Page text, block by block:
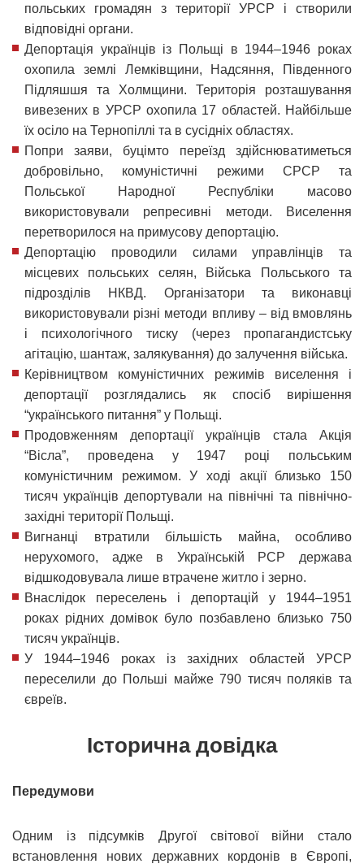
польських громадян з території УРСР і створили
відповідні органи.
Депортація українців із Польщі в 1944–1946 роках
охопила землі Лемківщини, Надсяння, Південного
Підляшшя та Холмщини. Територія розташування
вивезених в УРСР охопила 17 областей. Найбільше
їх осіло на Тернопіллі та в сусідніх областях.
Попри заяви, буцімто переїзд здійснюватиметься
добровільно, комуністичні режими СРСР та
Польської Народної Республіки масово
використовували репресивні методи. Виселення
перетворилося на примусову депортацію.
Депортацію проводили силами управлінців та
місцевих польських селян, Війська Польського та
підрозділів НКВД. Організатори та виконавці
використовували різні методи впливу – від вмовлянь
і психологічного тиску (через пропагандистську
агітацію, шантаж, залякування) до залучення війська.
Керівництвом комуністичних режимів виселення і
депортації розглядались як спосіб вирішення
“українського питання” у Польщі.
Продовженням депортації українців стала Акція
“Вісла”, проведена у 1947 році польським
комуністичним режимом. У ході акції близько 150
тисяч українців депортували на північні та північно-
західні території Польщі.
Вигнанці втратили більшість майна, особливо
нерухомого, адже в Українській РСР держава
відшкодовувала лише втрачене житло і зерно.
Внаслідок переселень і депортацій у 1944–1951
роках рідних домівок було позбавлено близько 750
тисяч українців.
У 1944–1946 роках із західних областей УРСР
переселили до Польші майже 790 тисяч поляків та
євреїв.
Історична довідка
Передумови
Одним із підсумків Другої світової війни стало
встановлення нових державних кордонів в Європі,